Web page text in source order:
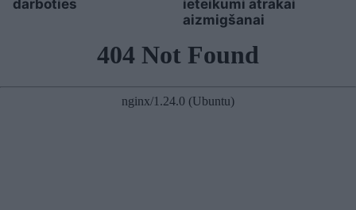
darboties
ieteikumi ātrākai
aizmigšanai